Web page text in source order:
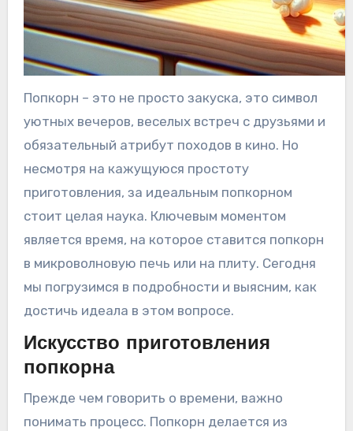
Попкорн – это не просто закуска, это символ
уютных вечеров, веселых встреч с друзьями и
обязательный атрибут походов в кино. Но
несмотря на кажущуюся простоту
приготовления, за идеальным попкорном
стоит целая наука. Ключевым моментом
является время, на которое ставится попкорн
в микроволновую печь или на плиту. Сегодня
мы погрузимся в подробности и выясним, как
достичь идеала в этом вопросе.
Искусство приготовления
попкорна
Прежде чем говорить о времени, важно
понимать процесс. Попкорн делается из